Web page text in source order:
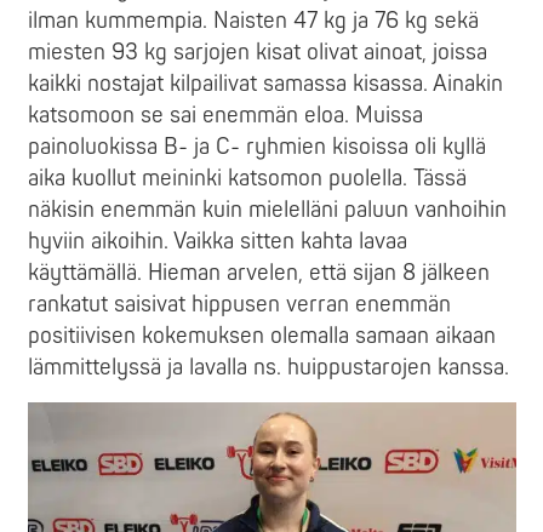
ilman kummempia. Naisten 47 kg ja 76 kg sekä
miesten 93 kg sarjojen kisat olivat ainoat, joissa
kaikki nostajat kilpailivat samassa kisassa. Ainakin
katsomoon se sai enemmän eloa. Muissa
painoluokissa B- ja C- ryhmien kisoissa oli kyllä
aika kuollut meininki katsomon puolella. Tässä
näkisin enemmän kuin mielelläni paluun vanhoihin
hyviin aikoihin. Vaikka sitten kahta lavaa
käyttämällä. Hieman arvelen, että sijan 8 jälkeen
rankatut saisivat hippusen verran enemmän
positiivisen kokemuksen olemalla samaan aikaan
lämmittelyssä ja lavalla ns. huippustarojen kanssa.